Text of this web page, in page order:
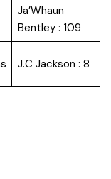
Ja’Whaun
Bentley : 109
J.C Jackson : 8